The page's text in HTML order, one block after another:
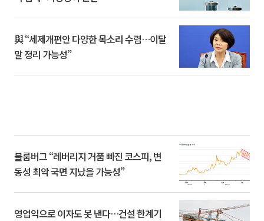
與 “세제개편안 다양한 목소리 수렴…이달
말 정리 가능성”
블룸버그 “레버리지 거품 빠진 코스피, 변
동성 최악 국면 지났을 가능성”
영업익으로 이자도 못 낸다…건설 한계기